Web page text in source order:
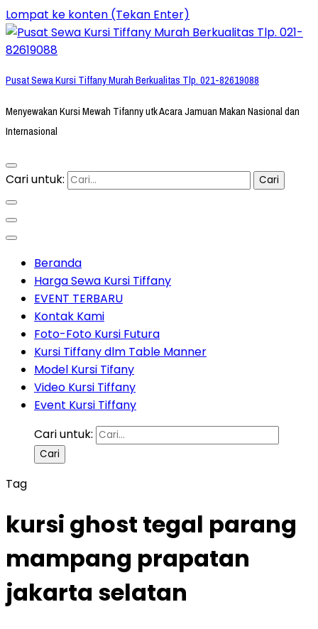
Lompat ke konten (Tekan Enter)
Pusat Sewa Kursi Tiffany Murah Berkualitas Tlp. 021-82619088
Menyewakan Kursi Mewah Tifanny utk Acara Jamuan Makan Nasional dan
Internasional
Cari untuk:
Beranda
Harga Sewa Kursi Tiffany
EVENT TERBARU
Kontak Kami
Foto-Foto Kursi Futura
Kursi Tiffany dlm Table Manner
Model Kursi Tifany
Video Kursi Tiffany
Event Kursi Tiffany
Cari untuk:
Tag
kursi ghost tegal parang
mampang prapatan
jakarta selatan